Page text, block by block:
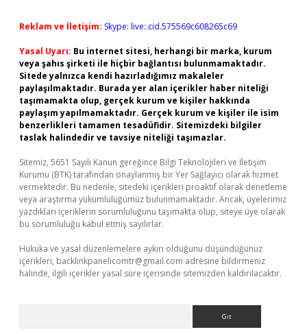
Reklam ve İletişim: Skype: live:.cid.575569c608265c69
Yasal Uyarı: Bu internet sitesi, herhangi bir marka, kurum
veya şahıs şirketi ile hiçbir bağlantısı bulunmamaktadır.
Sitede yalnızca kendi hazırladığımız makaleler
paylaşılmaktadır. Burada yer alan içerikler haber niteliği
taşımamakta olup, gerçek kurum ve kişiler hakkında
paylaşım yapılmamaktadır. Gerçek kurum ve kişiler ile isim
benzerlikleri tamamen tesadüfidir. Sitemizdeki bilgiler
taslak halindedir ve tavsiye niteliği taşımazlar.
Sitemiz, 5651 Sayılı Kanun gereğince Bilgi Teknolojileri ve İletişim
Kurumu (BTK) tarafından onaylanmış bir Yer Sağlayıcı olarak hizmet
vermektedir. Bu nedenle, sitedeki içerikleri proaktif olarak denetleme
veya araştırma yükümlülüğümüz bulunmamaktadır. Ancak, üyelerimiz
yazdıkları içeriklerin sorumluluğunu taşımakta olup, siteye üye olarak
bu sorumluluğu kabul etmiş sayılırlar.
Hukuka ve yasal düzenlemelere aykırı olduğunu düşündüğünüz
içerikleri, backlinkpanelicomtr@gmail.com adresine bildirmeniz
halinde, ilgili içerikler yasal süre içerisinde sitemizden kaldırılacaktır.